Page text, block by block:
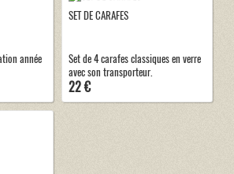
année
SET DE CARAFES
Set de 4 carafes classiques en verre
avec son transporteur.
22 €